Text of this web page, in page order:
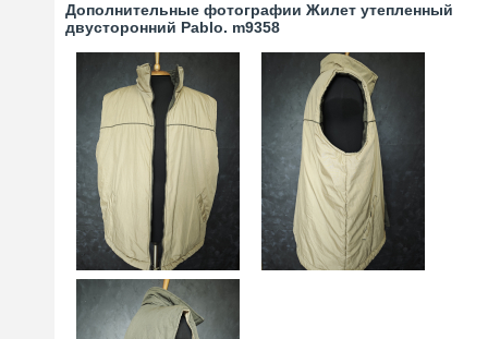
Дополнительные фотографии Жилет утепленный
двусторонний Pablo. m9358